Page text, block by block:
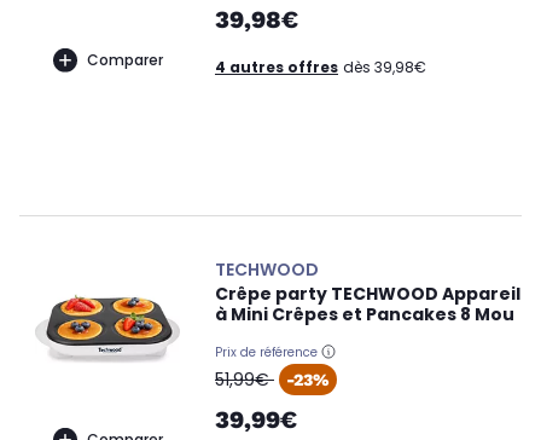
Comparer
39,98€
4 autres offres dès 39,98€
TECHWOOD
Crêpe party TECHWOOD Appareil
à Mini Crêpes et Pancakes 8 Mou
Prix de référence
oldPrice
51,99€ -23%
39,99€